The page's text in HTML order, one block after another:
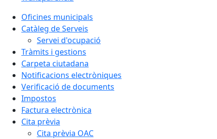
Oficines municipals
Catàleg de Serveis
Servei d'ocupació
Tràmits i gestions
Carpeta ciutadana
Notificacions electròniques
Verificació de documents
Impostos
Factura electrònica
Cita prèvia
Cita prèvia OAC